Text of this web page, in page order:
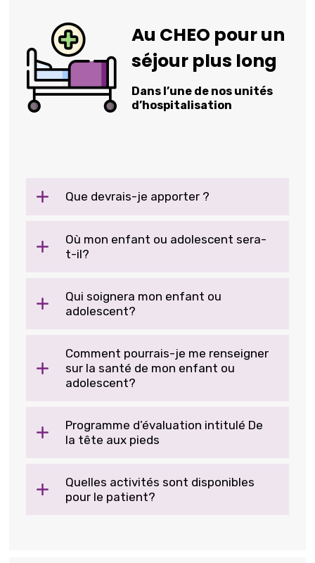
Au CHEO pour un
séjour plus long
Dans l’une de nos unités
d’hospitalisation
Que devrais-je apporter ?
Où mon enfant ou adolescent sera-
t-il?
Qui soignera mon enfant ou
adolescent?
Comment pourrais-je me renseigner
sur la santé de mon enfant ou
adolescent?
Programme d’évaluation intitulé De
la tête aux pieds
Quelles activités sont disponibles
pour le patient?